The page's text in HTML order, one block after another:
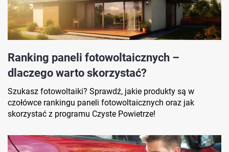
Ranking paneli fotowoltaicznych –
dlaczego warto skorzystać?
Szukasz fotowoltaiki? Sprawdź, jakie produkty są w
czołówce rankingu paneli fotowoltaicznych oraz jak
skorzystać z programu Czyste Powietrze!